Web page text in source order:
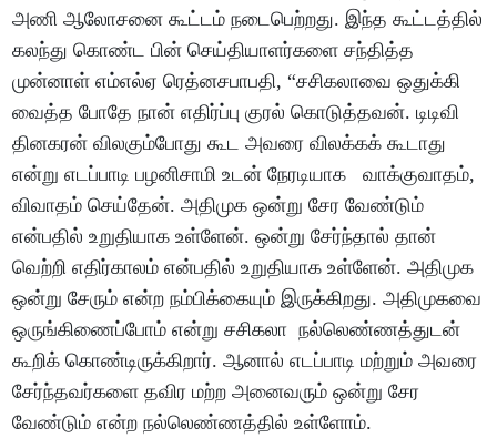
அணி ஆலோசனை கூட்டம் நடைபெற்றது. இந்த கூட்டத்தில்
கலந்து கொண்ட பின் செய்தியாளர்களை சந்தித்த
முன்னாள் எம்எல்ஏ ரெத்னசபாபதி, “சசிகலாவை ஒதுக்கி
வைத்த போதே நான் எதிர்ப்பு குரல் கொடுத்தவன். டிடிவி
தினகரன் விலகும்போது கூட அவரை விலக்கக் கூடாது
என்று எடப்பாடி பழனிசாமி உடன் நேரடியாக வாக்குவாதம்,
விவாதம் செய்தேன். அதிமுக ஒன்று சேர வேண்டும்
என்பதில் உறுதியாக உள்ளேன். ஒன்று சேர்ந்தால் தான்
வெற்றி எதிர்காலம் என்பதில் உறுதியாக உள்ளேன். அதிமுக
ஒன்று சேரும் என்ற நம்பிக்கையும் இருக்கிறது. அதிமுகவை
ஒருங்கிணைப்போம் என்று சசிகலா நல்லெண்ணத்துடன்
கூறிக் கொண்டிருக்கிறார். ஆனால் எடப்பாடி மற்றும் அவரை
சேர்ந்தவர்களை தவிர மற்ற அனைவரும் ஒன்று சேர
வேண்டும் என்ற நல்லெண்ணத்தில் உள்ளோம்.